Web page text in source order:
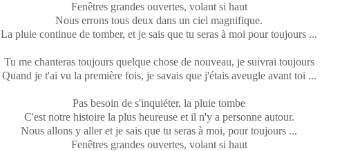
Fenêtres grandes ouvertes, volant si haut
Nous errons tous deux dans un ciel magnifique.
La pluie continue de tomber, et je sais que tu seras à moi pour toujours ...
Tu me chanteras toujours quelque chose de nouveau, je suivrai toujours
Quand je t'ai vu la première fois, je savais que j'étais aveugle avant toi ...
Pas besoin de s'inquiéter, la pluie tombe
C'est notre histoire la plus heureuse et il n'y a personne autour.
Nous allons y aller et je sais que tu seras à moi, pour toujours ...
Fenêtres grandes ouvertes, volant si haut